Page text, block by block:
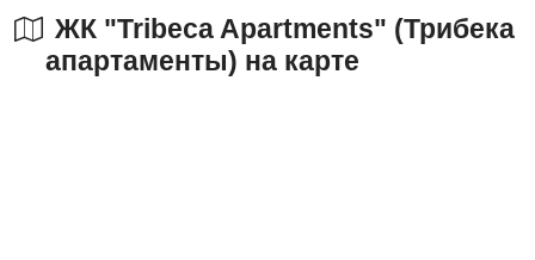
ЖК "Tribeca Apartments" (Трибека
апартаменты) на карте